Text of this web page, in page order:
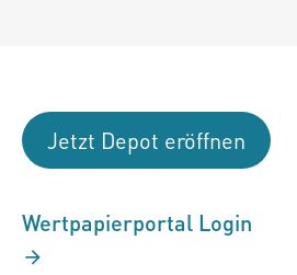
Jetzt Depot eröffnen
Wertpapierportal Login